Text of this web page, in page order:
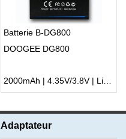
Batterie B-DG800
DOOGEE DG800
2000mAh | 4.35V/3.8V | Li-ion ...
Adaptateur